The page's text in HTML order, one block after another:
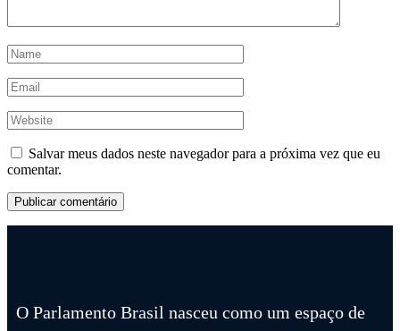
Salvar meus dados neste navegador para a próxima vez que eu
comentar.
O Parlamento Brasil nasceu como um espaço de